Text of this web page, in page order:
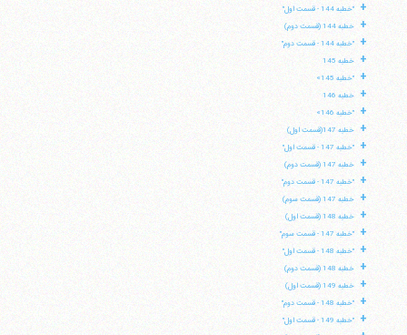
+ "خطبه 144 - قسمت اول"
+ خطبه 144 (قسمت دوم)
+ "خطبه 144 - قسمت دوم"
+ خطبه 145
+ "خطبه 145»
+ خطبه 146
+ "خطبه 146»
+ خطبه 147(قسمت اول)
+ "خطبه 147 - قسمت اول"
+ خطبه 147 (قسمت دوم)
+ "خطبه 147 - قسمت دوم"
+ خطبه 147 (قسمت سوم)
+ خطبه 148 (قسمت اول)
+ "خطبه 147 - قسمت سوم"
+ "خطبه 148 - قسمت اول"
+ خطبه 148 (قسمت دوم)
+ خطبه 149 (قسمت اول)
+ "خطبه 148 - قسمت دوم"
+ "خطبه 149 - قسمت اول"